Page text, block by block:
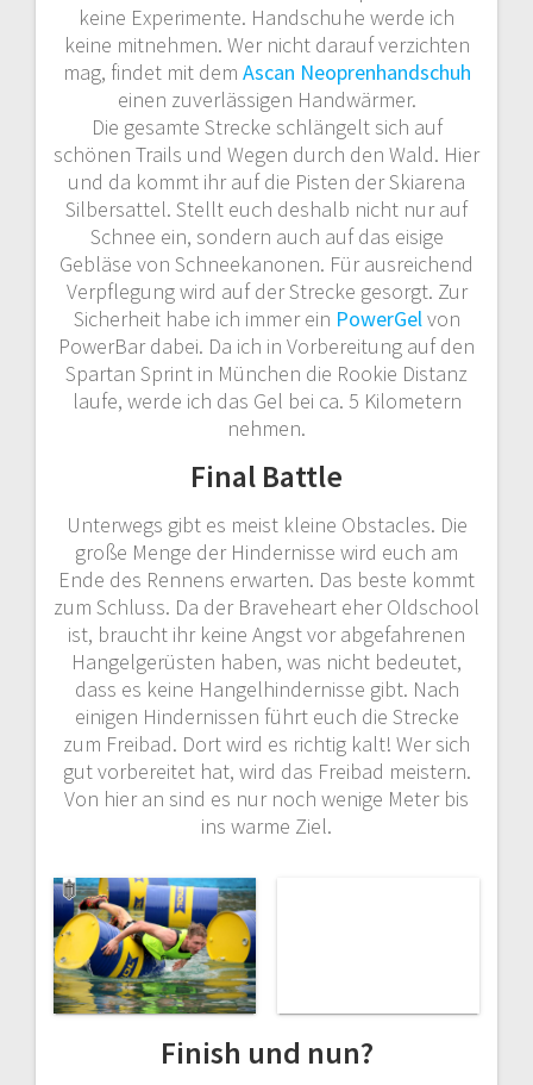
keine Experimente. Handschuhe werde ich
keine mitnehmen. Wer nicht darauf verzichten
mag, findet mit dem Ascan Neoprenhandschuh
einen zuverlässigen Handwärmer.
Die gesamte Strecke schlängelt sich auf
schönen Trails und Wegen durch den Wald. Hier
und da kommt ihr auf die Pisten der Skiarena
Silbersattel. Stellt euch deshalb nicht nur auf
Schnee ein, sondern auch auf das eisige
Gebläse von Schneekanonen. Für ausreichend
Verpflegung wird auf der Strecke gesorgt. Zur
Sicherheit habe ich immer ein PowerGelvon
PowerBar dabei. Da ich in Vorbereitung auf den
Spartan Sprint in München die Rookie Distanz
laufe, werde ich das Gel bei ca. 5 Kilometern
nehmen.
Final Battle
Unterwegs gibt es meist kleine Obstacles. Die
große Menge der Hindernisse wird euch am
Ende des Rennens erwarten. Das beste kommt
zum Schluss. Da der Braveheart eher Oldschool
ist, braucht ihr keine Angst vor abgefahrenen
Hangelgerüsten haben, was nicht bedeutet,
dass es keine Hangelhindernisse gibt. Nach
einigen Hindernissen führt euch die Strecke
zum Freibad. Dort wird es richtig kalt! Wer sich
gut vorbereitet hat, wird das Freibad meistern.
Von hier an sind es nur noch wenige Meter bis
ins warme Ziel.
Finish und nun?